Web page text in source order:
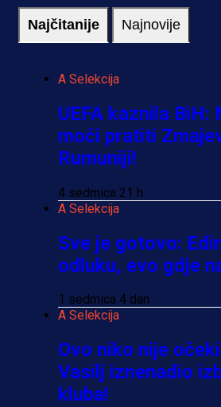
Najčitanije Najnovije
A Selekcija
UEFA kaznila BiH:
moći pratiti
Rumuniji!
4 sedmica 21 h
A Selekcija
Sve je gotovo:
odluku, evo gdje
1 sedmica 4 dan
A Selekcija
Ovo niko nije
Vasilj iznenadio
kluba!